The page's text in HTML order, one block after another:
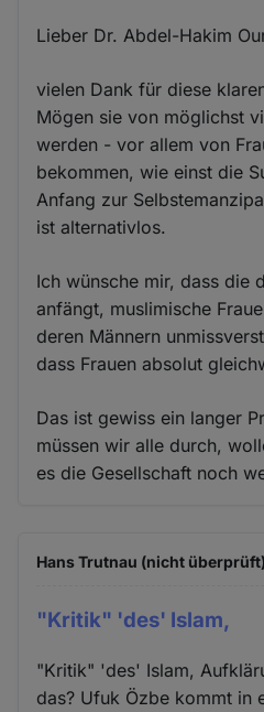
Lieber Dr. Abdel-Hakim
vielen Dank für diese
Mögen sie von möglichst
werden - vor allem von
bekommen, wie einst die
Anfang zur
ist alternativlos.
Ich wünsche mir, dass die
anfängt, muslimische
deren Männern
dass Frauen absolut
Das ist gewiss ein langer
müssen wir alle durch,
es die Gesellschaft noch
Hans Trutnau (nicht überprüft)
"Kritik" 'des' Islam,
"Kritik" 'des' Islam,
das? Ufuk Özbe kommt in